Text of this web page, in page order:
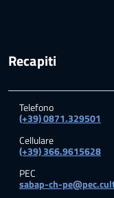
Recapiti
Telefono
(+39) 0871.329501
Cellulare
(+39) 366.9615628
PEC
sabap-ch-